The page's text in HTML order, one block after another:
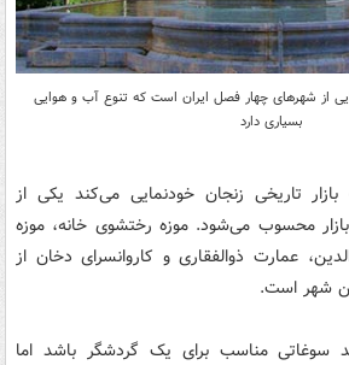
از شهر‌های چهار فصل ایران است که تنوع آب و هوایی
بسیاری دارد
تاریخی زنجان خودنمایی می‌کند یکی از
محسوب می‌شود. موزه رختشوی خانه، موزه
عمارت ذوالفقاری و کاروانسرای دخان از
شهر است.
سوغاتی مناسب برای یک گردشگر باشد اما